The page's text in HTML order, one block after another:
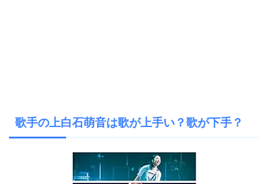
歌手の上白石萌音は歌が上手い？歌が下手？